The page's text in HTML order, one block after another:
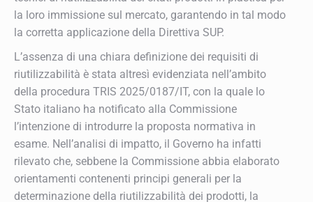
la loro immissione sul mercato, garantendo in tal modo
la corretta applicazione della Direttiva SUP.
L’assenza di una chiara definizione dei requisiti di
riutilizzabilità è stata altresì evidenziata nell’ambito
della procedura TRIS 2025/0187/IT, con la quale lo
Stato italiano ha notificato alla Commissione
l’intenzione di introdurre la proposta normativa in
esame. Nell’analisi di impatto, il Governo ha infatti
rilevato che, sebbene la Commissione abbia elaborato
orientamenti contenenti principi generali per la
determinazione della riutilizzabilità dei prodotti, la